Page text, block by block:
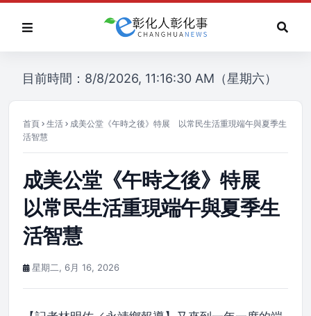
目前時間：8/8/2026, 11:16:30 AM（星期六）
首頁 生活
成美公堂《午時之後》特展 以常民生活重現端午與夏季生
活智慧
成美公堂《午時之後》特展
以常民生活重現端午與夏季生
活智慧
星期二, 6月 16, 2026